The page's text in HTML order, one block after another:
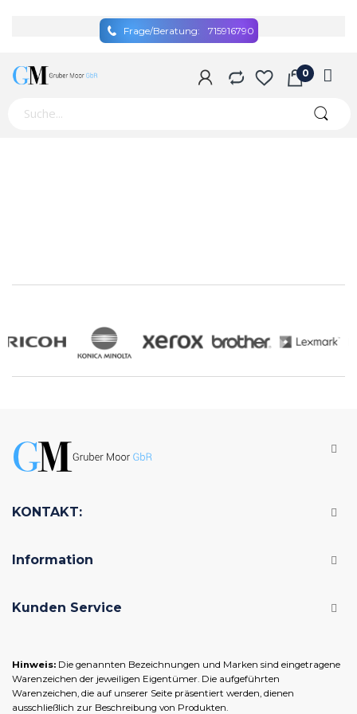
Frage/Beratung: 715916790
KONTAKT:
Information
Kunden Service
Hinweis: Die genannten Bezeichnungen und Marken sind eingetragene
Warenzeichen der jeweiligen Eigentümer. Die aufgeführten
Warenzeichen, die auf unserer Seite präsentiert werden, dienen
ausschließlich zur Beschreibung von Produkten.